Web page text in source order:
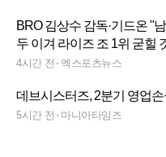
BRO 김상수 감독·기드온 "
두 이겨 라이즈 조 1위 굳힐
뷰]
4시간 전 엑스포츠뉴스
데브시스터즈, 2분기 영업
5시간 전 마니아타임즈